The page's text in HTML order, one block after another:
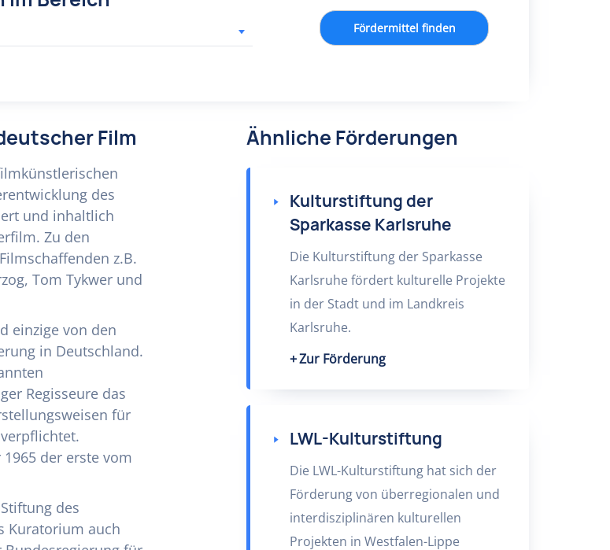
Fördermittel finden
Film
des
und inhaltlich
Zu den
z.B.
Tom Tykwer und
einzige von den
in Deutschland.
Regisseure das
für
der erste vom
des
Kuratorium auch
Ähnliche Förderungen
Kulturstiftung der
Sparkasse Karlsruhe
Die Kulturstiftung der Sparkasse
Karlsruhe fördert kulturelle Projekte
in der Stadt und im Landkreis
Karlsruhe.
Zur Förderung
LWL-Kulturstiftung
Die LWL-Kulturstiftung hat sich der
Förderung von überregionalen und
interdisziplinären kulturellen
Projekten in Westfalen-Lippe